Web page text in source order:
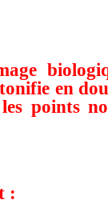
en
points
: